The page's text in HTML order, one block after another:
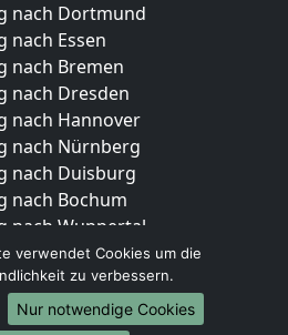
nach Dortmund
nach Essen
nach Bremen
nach Dresden
nach Hannover
nach Nürnberg
nach Duisburg
nach Bochum
nach Wuppertal
nach Bielefeld
nach Bonn
nach Münster
verwendet Cookies um die
zu verbessern.
Nur notwendige Cookies